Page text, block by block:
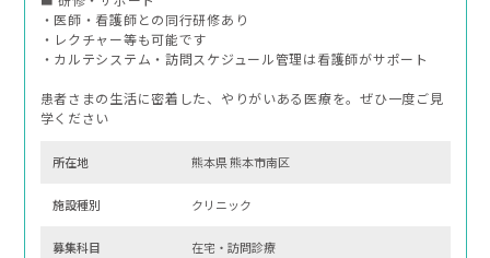
・医師・看護師との同行研修あり
・レクチャー等も可能です
・カルテシステム・訪問スケジュール管理は看護師がサポート
患者さまの生活に密着した、やりがいある医療を。ぜひ一度ご見
学ください
所在地 熊本県 熊本市南区
施設種別 クリニック
募集科⽬ 在宅・訪問診療